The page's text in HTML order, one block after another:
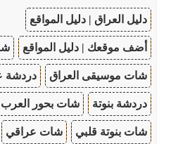
دليل العراق | دليل المواقع
أضف موقعك | دليل المواقع
شات موسيقى العراق دردشة
دردشة بنوتة شات بحور العرب
شات بنوتة قلبي شات عراقي